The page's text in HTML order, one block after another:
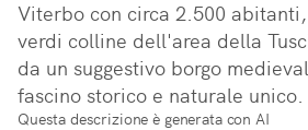
Viterbo con circa 2.500
verdi colline dell'area della
da un suggestivo borgo
fascino storico e naturale unico.
Questa descrizione è generata con AI